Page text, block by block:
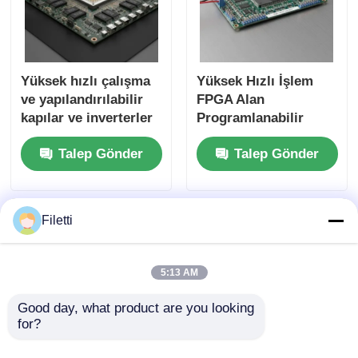
Yüksek hızlı çalışma
ve yapılandırılabilir
kapılar ve inverterler
için 68 Mb Blok RAM
ile FPGA Alan
Programlanabilir Kapı
Talep Gönder
Yüksek Hızlı İşlem
FPGA Alan
Programlanabilir
Geçit Dizisi ECP2
Analog Güçlendirme
Voltajı 2.7 V 5.5 V
Talep Gönder
Filetti
5:13 AM
Good day, what product are you looking
for?